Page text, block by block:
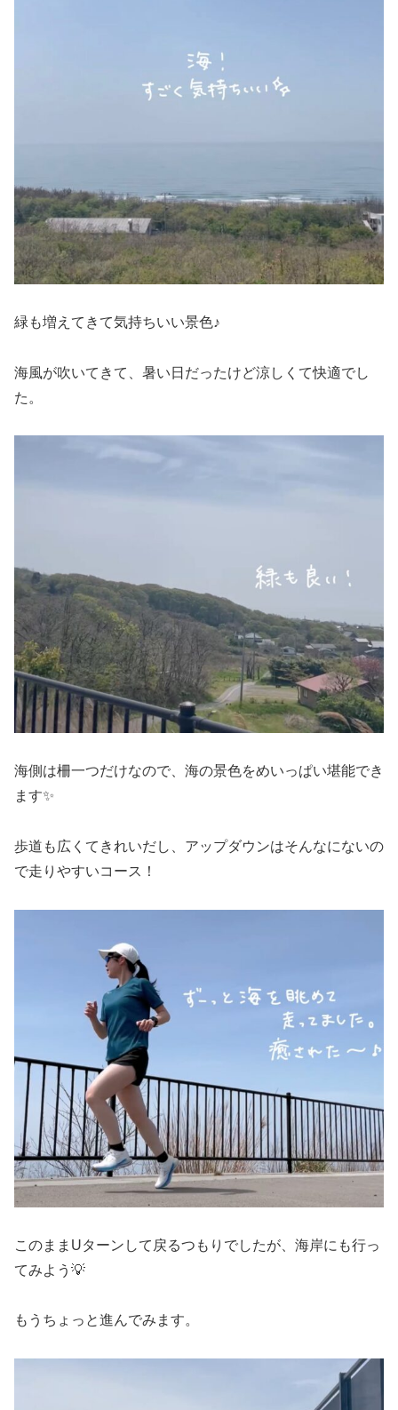
緑も増えてきて気持ちいい景色♪
海風が吹いてきて、暑い日だったけど涼しくて快適でし
た。
海側は柵一つだけなので、海の景色をめいっぱい堪能でき
ます✨
歩道も広くてきれいだし、アップダウンはそんなにないの
で走りやすいコース！
このままUターンして戻るつもりでしたが、海岸にも行っ
てみよう💡
もうちょっと進んでみます。